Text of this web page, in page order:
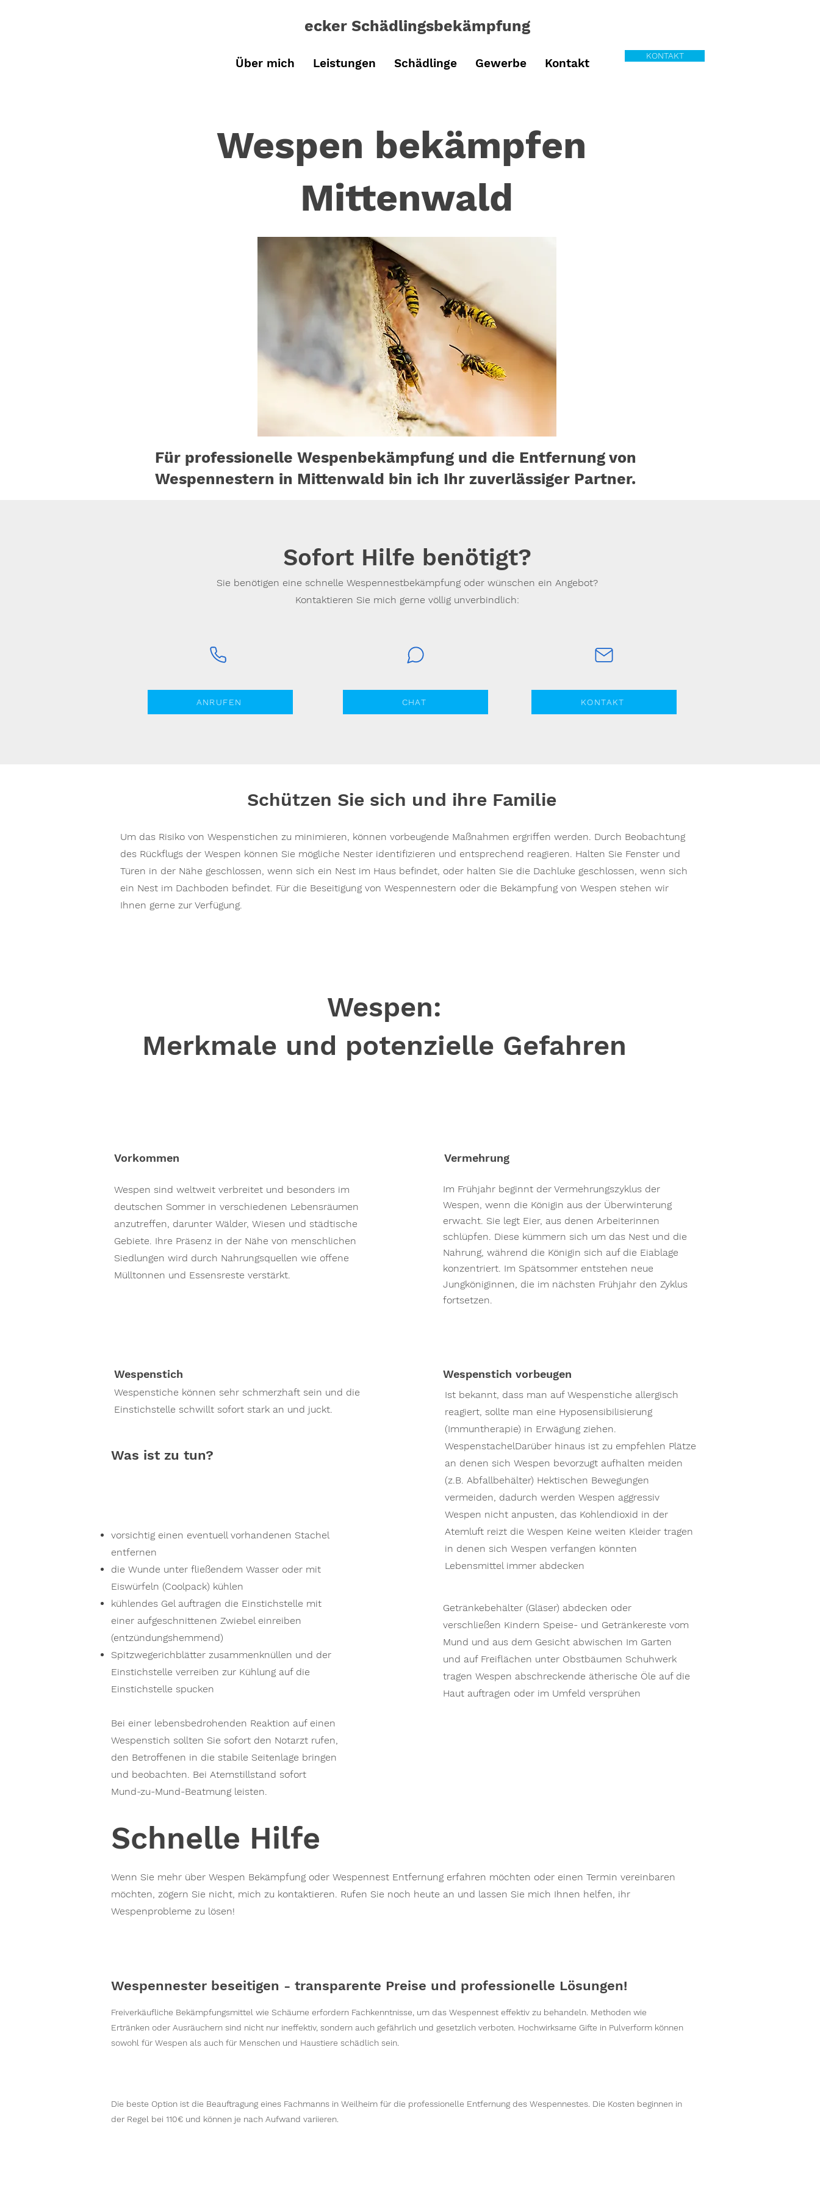
ecker Schädlingsbekämpfung
Über mich Leistungen Schädlinge Gewerbe Kontakt
KONTAKT
Wespen bekämpfen
Mittenwald
Für professionelle Wespenbekämpfung und die Entfernung von
Wespennestern in Mittenwald bin ich Ihr zuverlässiger Partner.
Sofort Hilfe benötigt?
Sie benötigen eine schnelle Wespennestbekämpfung oder wünschen ein Angebot?
Kontaktieren Sie mich gerne völlig unverbindlich:
ANRUFEN CHAT KONTAKT
Schützen Sie sich und ihre Familie
Um das Risiko von Wespenstichen zu minimieren, können vorbeugende Maßnahmen ergriffen werden. Durch Beobachtung
des Rückflugs der Wespen können Sie mögliche Nester identifizieren und entsprechend reagieren. Halten Sie Fenster und
Türen in der Nähe geschlossen, wenn sich ein Nest im Haus befindet, oder halten Sie die Dachluke geschlossen, wenn sich
ein Nest im Dachboden befindet. Für die Beseitigung von Wespennestern oder die Bekämpfung von Wespen stehen wir
Ihnen gerne zur Verfügung.
Wespen:
Merkmale und potenzielle Gefahren
Vorkommen
Wespen sind weltweit verbreitet und besonders im
deutschen Sommer in verschiedenen Lebensräumen
anzutreffen, darunter Wälder, Wiesen und städtische
Gebiete. Ihre Präsenz in der Nähe von menschlichen
Siedlungen wird durch Nahrungsquellen wie offene
Mülltonnen und Essensreste verstärkt.
Wespenstich
Wespenstiche können sehr schmerzhaft sein und die
Einstichstelle schwillt sofort stark an und juckt.
Was ist zu tun?
vorsichtig einen eventuell vorhandenen Stachel
entfernen
die Wunde unter fließendem Wasser oder mit
Eiswürfeln (Coolpack) kühlen
kühlendes Gel auftragen die Einstichstelle mit
einer aufgeschnittenen Zwiebel einreiben
(entzündungshemmend)
Spitzwegerichblätter zusammenknüllen und der
Einstichstelle verreiben zur Kühlung auf die
Einstichstelle spucken
Bei einer lebensbedrohenden Reaktion auf einen
Wespenstich sollten Sie sofort den Notarzt rufen,
den Betroffenen in die stabile Seitenlage bringen
und beobachten. Bei Atemstillstand sofort
Mund-zu-Mund-Beatmung leisten.
Vermehrung
Im Frühjahr beginnt der Vermehrungszyklus der
Wespen, wenn die Königin aus der Überwinterung
erwacht. Sie legt Eier, aus denen Arbeiterinnen
schlüpfen. Diese kümmern sich um das Nest und die
Nahrung, während die Königin sich auf die Eiablage
konzentriert. Im Spätsommer entstehen neue
Jungköniginnen, die im nächsten Frühjahr den Zyklus
fortsetzen.
Wespenstich vorbeugen
Ist bekannt, dass man auf Wespenstiche allergisch
reagiert, sollte man eine Hyposensibilisierung
(Immuntherapie) in Erwägung ziehen.
WespenstachelDarüber hinaus ist zu empfehlen Plätze
an denen sich Wespen bevorzugt aufhalten meiden
(z.B. Abfallbehälter) Hektischen Bewegungen
vermeiden, dadurch werden Wespen aggressiv
Wespen nicht anpusten, das Kohlendioxid in der
Atemluft reizt die Wespen Keine weiten Kleider tragen
in denen sich Wespen verfangen könnten
Lebensmittel immer abdecken
Getränkebehälter (Gläser) abdecken oder
verschließen Kindern Speise- und Getränkereste vom
Mund und aus dem Gesicht abwischen Im Garten
und auf Freiflächen unter Obstbäumen Schuhwerk
tragen Wespen abschreckende ätherische Öle auf die
Haut auftragen oder im Umfeld versprühen
Schnelle Hilfe
Wenn Sie mehr über Wespen Bekämpfung oder Wespennest Entfernung erfahren möchten oder einen Termin vereinbaren
möchten, zögern Sie nicht, mich zu kontaktieren. Rufen Sie noch heute an und lassen Sie mich Ihnen helfen, ihr
Wespenprobleme zu lösen!
Wespennester beseitigen - transparente Preise und professionelle Lösungen!
Freiverkäufliche Bekämpfungsmittel wie Schäume erfordern Fachkenntnisse, um das Wespennest effektiv zu behandeln. Methoden wie
Ertränken oder Ausräuchern sind nicht nur ineffektiv, sondern auch gefährlich und gesetzlich verboten. Hochwirksame Gifte in Pulverform können
sowohl für Wespen als auch für Menschen und Haustiere schädlich sein.
Die beste Option ist die Beauftragung eines Fachmanns in Weilheim für die professionelle Entfernung des Wespennestes. Die Kosten beginnen in
der Regel bei 110€ und können je nach Aufwand variieren.